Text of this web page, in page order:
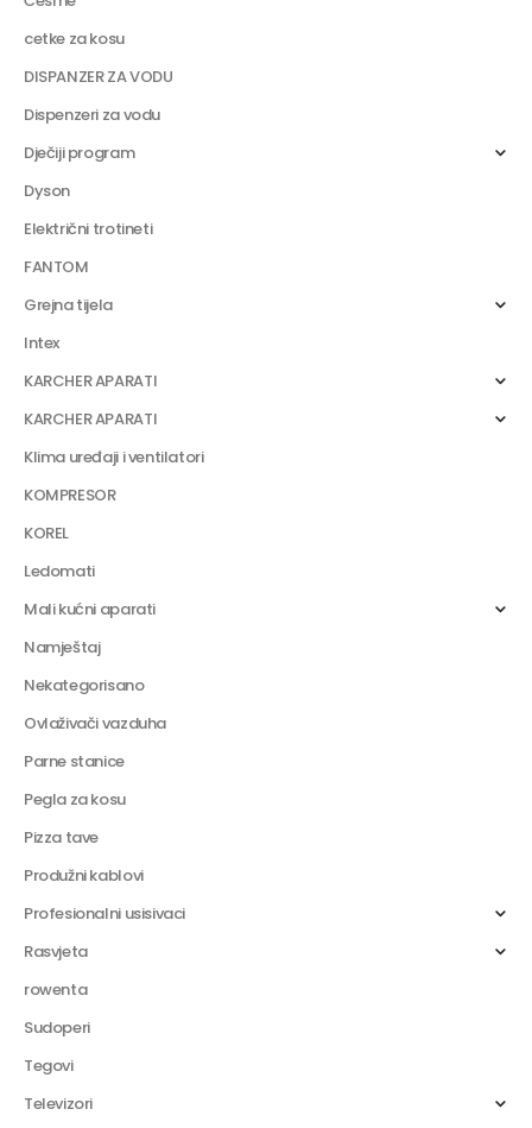
cetke za kosu
DISPANZER ZA VODU
Dispenzeri za vodu
Dječiji program
Dyson
Električni trotineti
FANTOM
Grejna tijela
Intex
KARCHER APARATI
KARCHER APARATI
Klima uređaji i ventilatori
KOMPRESOR
KOREL
Ledomati
Mali kućni aparati
Namještaj
Nekategorisano
Ovlaživači vazduha
Parne stanice
Pegla za kosu
Pizza tave
Produžni kablovi
Profesionalni usisivaci
Rasvjeta
rowenta
Sudoperi
Tegovi
Televizori